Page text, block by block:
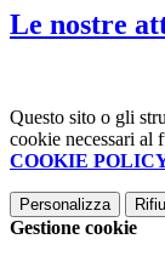
Le nostre
Questo sito o gli
cookie necessari al
COOKIE
Personalizza
Gestione cookie